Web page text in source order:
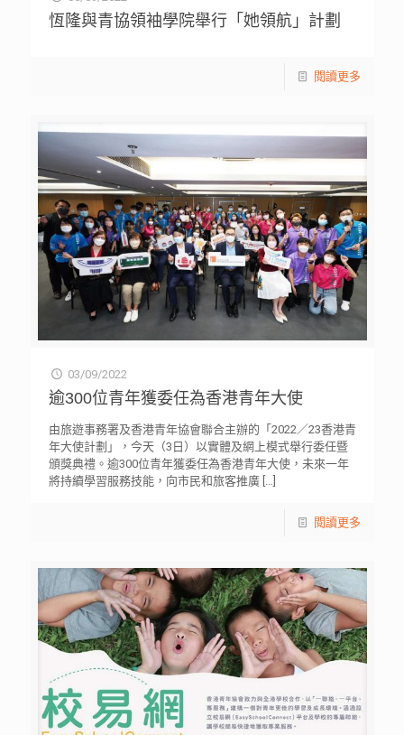
恆隆與青協領袖學院舉行「她領航」計劃
閱讀更多
03/09/2022
逾300位青年獲委任為香港青年大使
由旅遊事務署及香港青年協會聯合主辦的「2022／23香港青
年大使計劃」，今天（3日）以實體及網上模式舉行委任暨
頒獎典禮。逾300位青年獲委任為香港青年大使，未來一年
將持續學習服務技能，向市民和旅客推廣[…]
閱讀更多